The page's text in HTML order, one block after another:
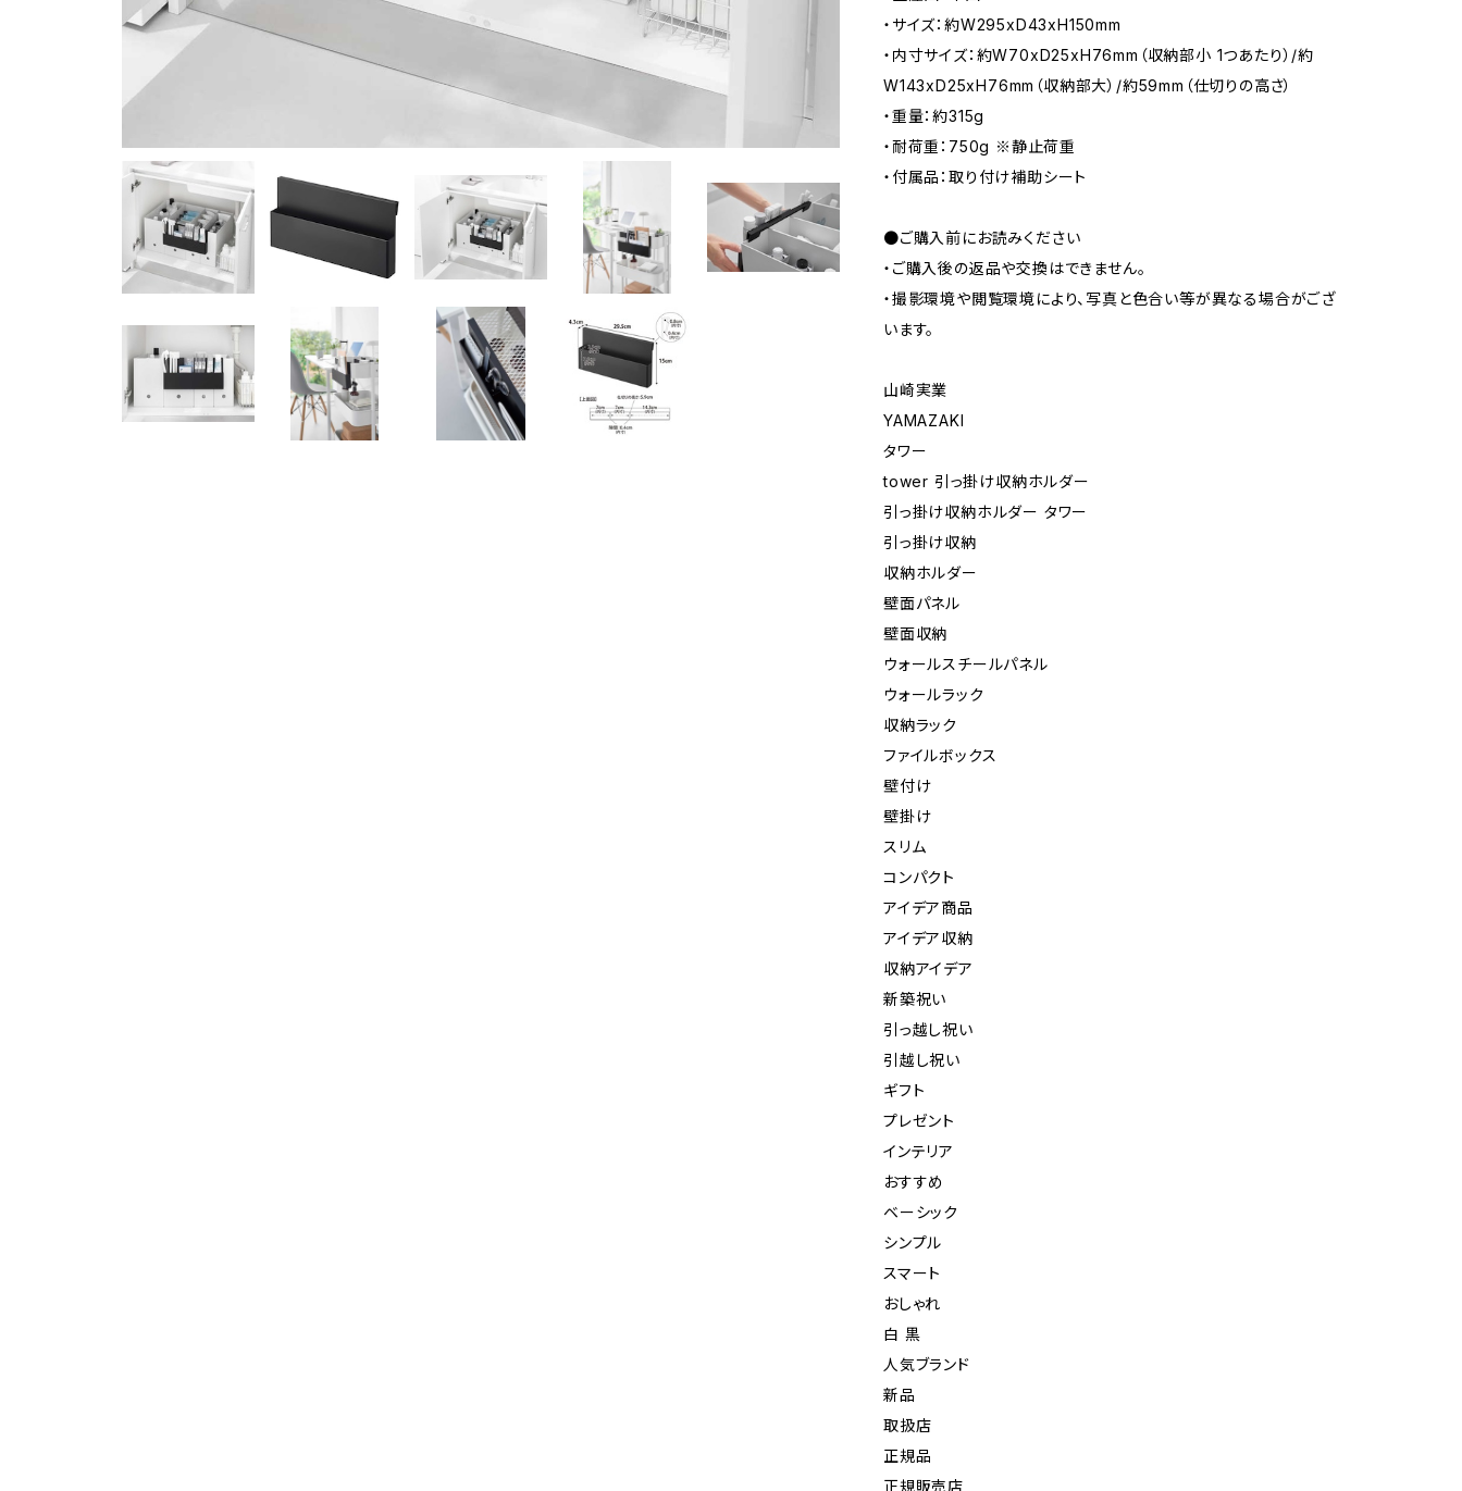
・サイズ：約W295xD43xH150mm
・内寸サイズ：約W70xD25xH76mm（収納部小 1つあたり）/約
W143xD25xH76mm（収納部大）/約59mm（仕切りの高さ）
・重量：約315g
・耐荷重：750g ※静止荷重
・付属品：取り付け補助シート
●ご購入前にお読みください
・ご購入後の返品や交換はできません。
・撮影環境や閲覧環境により、写真と色合い等が異なる場合がござ
います。
山崎実業
YAMAZAKI
タワー
tower 引っ掛け収納ホルダー
引っ掛け収納ホルダー タワー
引っ掛け収納
収納ホルダー
壁面パネル
壁面収納
ウォールスチールパネル
ウォールラック
収納ラック
ファイルボックス
壁付け
壁掛け
スリム
コンパクト
アイデア商品
アイデア収納
収納アイデア
新築祝い
引っ越し祝い
引越し祝い
ギフト
プレゼント
インテリア
おすすめ
ベーシック
シンプル
スマート
おしゃれ
白 黒
人気ブランド
新品
取扱店
正規品
正規販売店